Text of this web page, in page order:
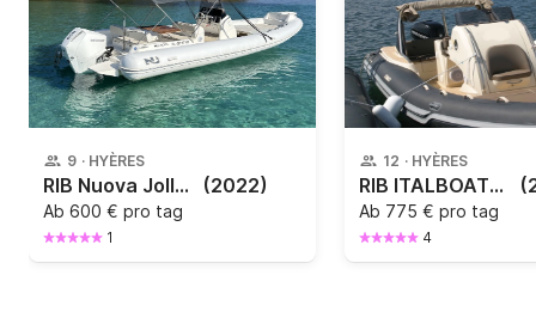
9 · HYÈRES
RIB Nuova Jolly 700 xl (2022)
Ab 600 € pro tag
1
12 · HYÈRES
RIB ITALBOATS STINGHER 27 GT 300PS
Ab 775 € pro tag
4